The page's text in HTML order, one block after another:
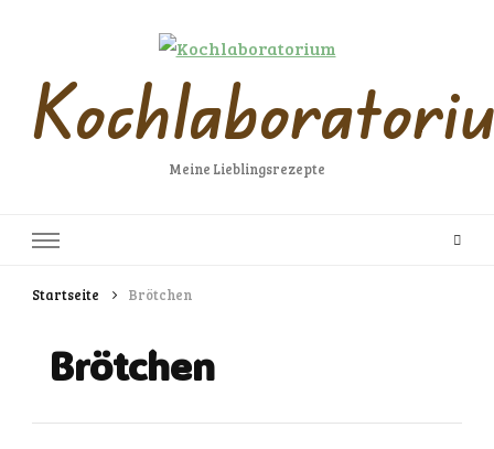
Meine Lieblingsrezepte
Startseite Brötchen
Brötchen